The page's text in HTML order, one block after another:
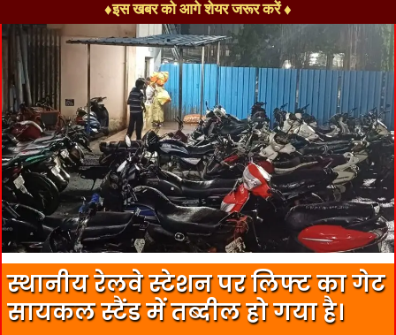
♦इस खबर को आगे शेयर जरूर करें ♦
स्थानीय रेलवे स्टेशन पर लिफ्ट का गेट
सायकल स्टैंड में तब्दील हो गया है।